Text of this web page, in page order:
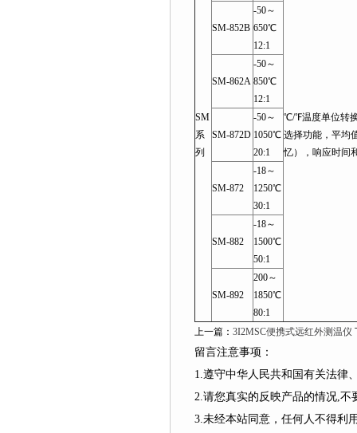
SM
系
列
℃/℉温度单位转
选择功能，平均
忆），响应时间
SM-852B
-50～
650℃
12:1
SM-862A
-50～
850℃
12:1
SM-872D
-50～
1050℃
20:1
SM-872
-18～
1250℃
30:1
SM-882
-18～
1500℃
50:1
SM-892
200～
1850℃
80:1
上一篇： 3I2MSC便携式远红外测温仪
留言注意事项：
1.遵守中华人民共和国有关法律
2.请您真实的反映产品的情况,
3.未经本站同意，任何人不得利